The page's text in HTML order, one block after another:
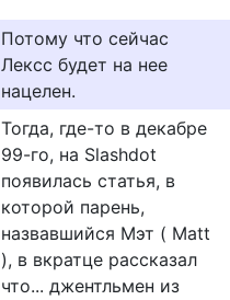
Потому что сейчас
Лексс будет на нее
нацелен.
Тогда, где-то в декабре
99-го, на Slashdot
появилась статья, в
которой парень,
назвавшийся Мэт ( Matt
), в вкратце рассказал
что... джентльмен из